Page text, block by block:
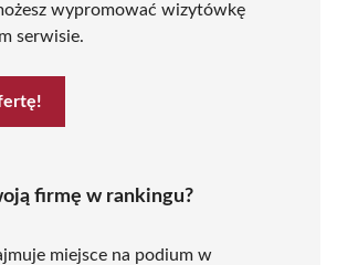
wypromować wizytówkę
serwisie.
firmę w rankingu?
miejsce na podium w